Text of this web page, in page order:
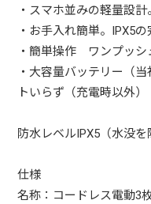
・スマホ並みの軽量設
・お手入れ簡単。IPX5
・簡単操作 ワンプッシ
・大容量バッテリー（
トいらず（充電時以外）
防水レベルIPX5（水没を
仕様
名称：コードレス電動3